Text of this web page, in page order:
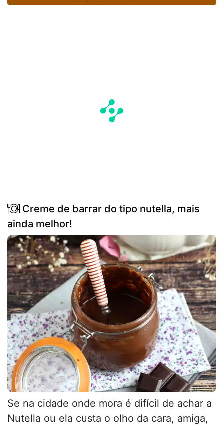
Creme de barrar do tipo nutella, mais
ainda melhor!
Se na cidade onde mora é difícil de achar a
Nutella ou ela custa o olho da cara, amiga,